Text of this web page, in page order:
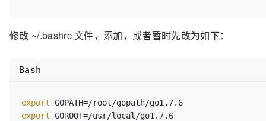
修改 ~/.bashrc 文件，添加，或者暂时先改为如下：
export
export
Bash